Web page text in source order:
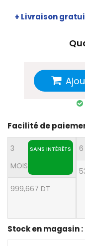
+ Livraison
Facilité de
3
MOIS
SANS INTÉRÊTS
999,667 DT
6
Stock en magasin :